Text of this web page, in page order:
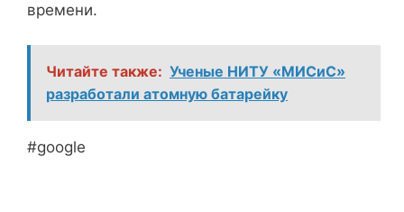
времени.
Читайте также: Ученые НИТУ «МИСиС»
разработали атомную батарейку
#google